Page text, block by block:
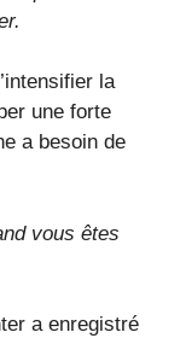
la
une forte
a besoin de
vous êtes
a enregistré